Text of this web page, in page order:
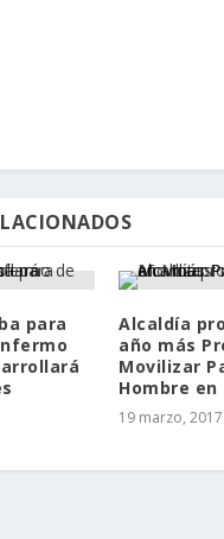
para
Alcaldía
año más
Movilizar
Hombre en
19 marzo, 2017